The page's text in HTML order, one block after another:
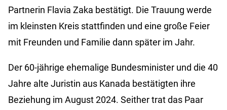
Partnerin Flavia Zaka bestätigt. Die Trauung werde
im kleinsten Kreis stattfinden und eine große Feier
mit Freunden und Familie dann später im Jahr.
Der 60-jährige ehemalige Bundesminister und die 40
Jahre alte Juristin aus Kanada bestätigten ihre
Beziehung im August 2024. Seither trat das Paar